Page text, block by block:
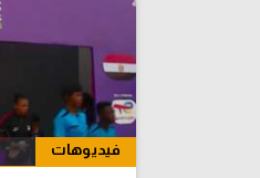
فيديوهات